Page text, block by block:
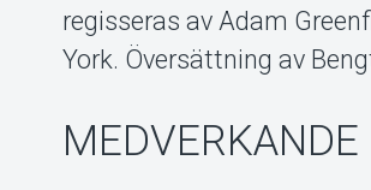
regisseras av Adam
York. Översättning av
MEDVERKANDE